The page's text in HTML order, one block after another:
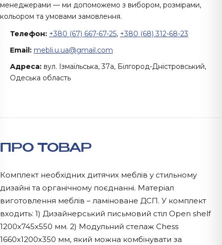
менеджерами — ми допоможемо з вибором, розмірами,
кольором та умовами замовлення.
Телефон: +380 (67) 667-67-25, +380 (68) 312-68-23
Email: mebli.u.ua@gmail.com
Адреса: вул. Ізмаїльська, 37а, Білгород-Дністровський,
Одеська область
ПРО ТОВАР
Комплект необхідних дитячих меблів у стильному
дизайні та органічному поєднанні. Матеріал
виготовлення меблів – ламіноване ДСП. У комплект
входить: 1) Дизайнерський письмовий стіл Open shelf
1200х745х550 мм. 2) Модульний стелаж Chess
1660х1200х350 мм, який можна комбінувати за